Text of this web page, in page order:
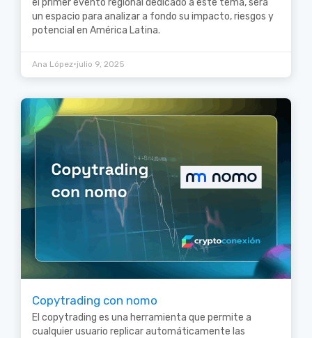
el primer evento regional dedicado a este tema, será
un espacio para analizar a fondo su impacto, riesgos y
potencial en América Latina.
Ana López•julio 9, 2025
Copytrading con nomo
El copytrading es una herramienta que permite a
cualquier usuario replicar automáticamente las